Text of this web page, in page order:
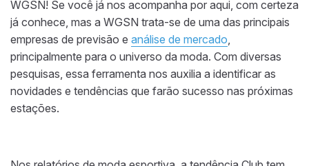
WGSN! Se você já nos acompanha por aqui, com certeza
já conhece, mas a WGSN trata-se de uma das principais
empresas de previsão e análise de mercado
principalmente para o universo da moda. Com diversas
pesquisas, essa ferramenta nos auxilia a identificar as
novidades e tendências que farão sucesso nas próximas
estações.